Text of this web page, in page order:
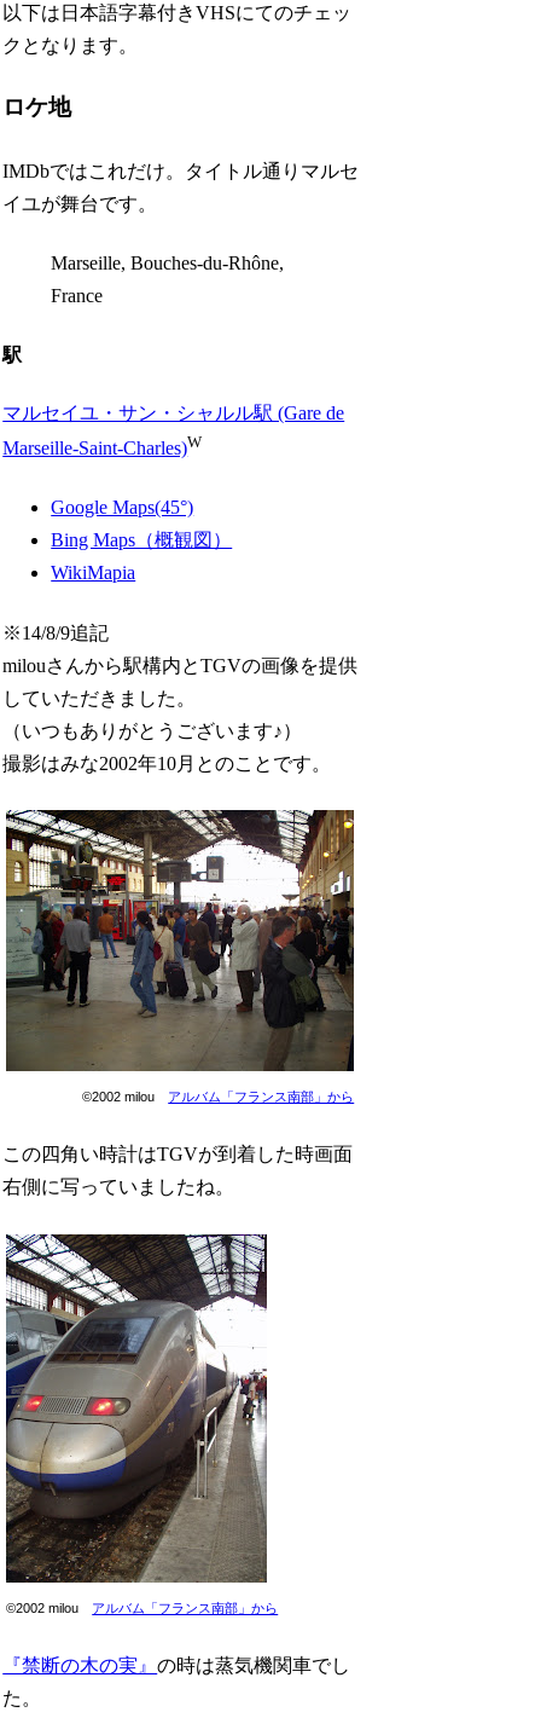
以下は日本語字幕付きVHSにてのチェッ
クとなります。
ロケ地
IMDbではこれだけ。タイトル通りマルセ
イユが舞台です。
Marseille, Bouches-du-Rhône,
France
駅
マルセイユ・サン・シャルル駅 (Gare de
Marseille-Saint-Charles)W
Google Maps(45°)
Bing Maps（概観図）
WikiMapia
※14/8/9追記
milouさんから駅構内とTGVの画像を提供
していただきました。
（いつもありがとうございます♪）
撮影はみな2002年10月とのことです。
©2002 milou アルバム「フランス南部」から
この四角い時計はTGVが到着した時画面
右側に写っていましたね。
©2002 milou アルバム「フランス南部」から
『禁断の木の実』の時は蒸気機関車でし
た。